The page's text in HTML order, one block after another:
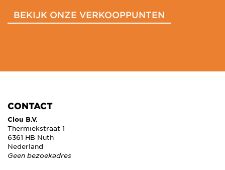
BEKIJK ONZE VERKOOPPUNTEN
CONTACT
Clou B.V.
Thermiekstraat 1
6361 HB Nuth
Nederland
Geen bezoekadres